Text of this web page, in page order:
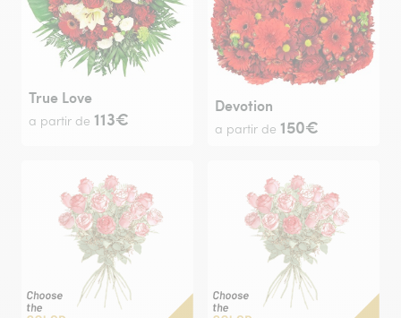
True Love
a partir de 113€
Devotion
a partir de 150€